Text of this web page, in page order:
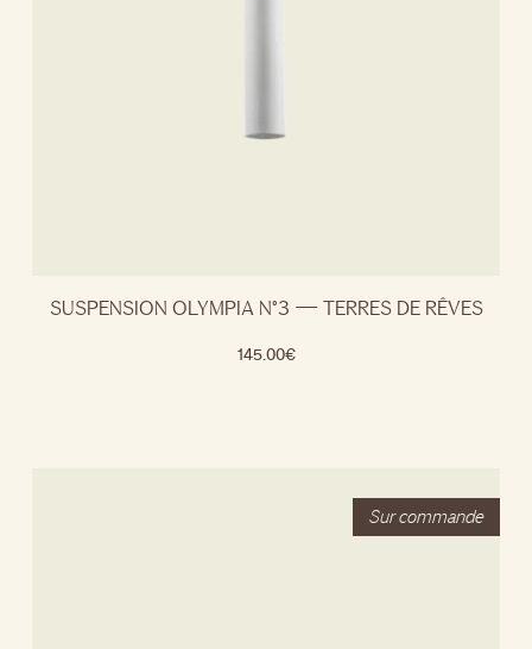
SUSPENSION OLYMPIA N°3 — TERRES DE RÊVES
145.00€